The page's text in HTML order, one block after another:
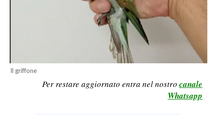
SPORT
RISULTATI E CLASSIFICHE
Il griffone
Per restare aggiornato entra nel nostro canale
Whatsapp